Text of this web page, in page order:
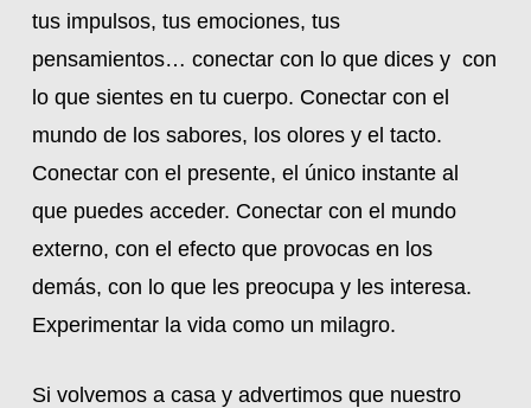
tus impulsos, tus emociones, tus
pensamientos… conectar con lo que dices y con
lo que sientes en tu cuerpo. Conectar con el
mundo de los sabores, los olores y el tacto.
Conectar con el presente, el único instante al
que puedes acceder. Conectar con el mundo
externo, con el efecto que provocas en los
demás, con lo que les preocupa y les interesa.
Experimentar la vida como un milagro.
Si volvemos a casa y advertimos que nuestro